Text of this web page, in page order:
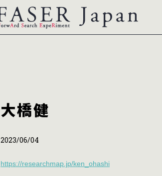
大橋健
2023/06/04
https://researchmap.jp/ken_ohashi